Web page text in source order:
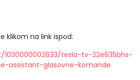
klikom na link ispod:
tesla-tv-32e635bhs-
assistant-glasovne-komande